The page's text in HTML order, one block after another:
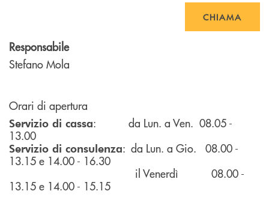
CHIAMA
Responsabile
Stefano Mola
Orari di apertura
Servizio di cassa: da Lun. a Ven. 08.05 -
13.00
Servizio di consulenza: da Lun. a Gio. 08.00 -
13.15 e 14.00 - 16.30
il Venerdì 08.00 -
13.15 e 14.00 - 15.15